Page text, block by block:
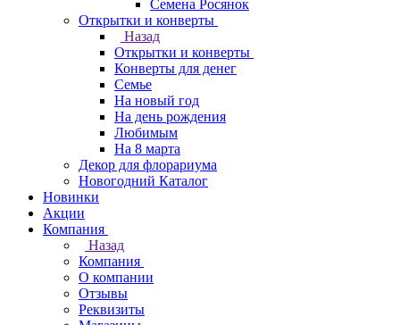
Семена Росянок
Открытки и конверты
Назад
Открытки и конверты
Конверты для денег
Семье
На новый год
На день рождения
Любимым
На 8 марта
Декор для флорариума
Новогодний Каталог
Новинки
Акции
Компания
Назад
Компания
О компании
Отзывы
Реквизиты